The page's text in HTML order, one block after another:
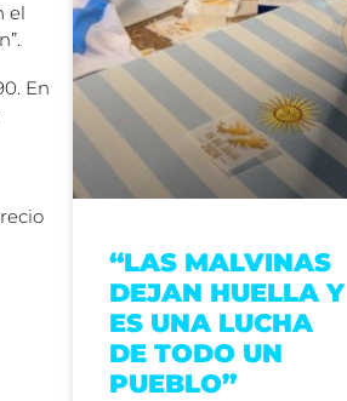
el
En
“LAS MALVINAS
DEJAN HUELLA Y
ES UNA LUCHA
DE TODO UN
PUEBLO”